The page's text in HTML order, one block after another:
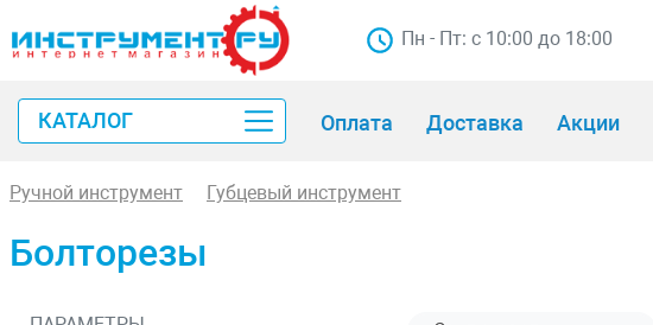
Пн - Пт: с 10:00 до 18:00
КАТАЛОГ Оплата Доставка Акции
Ручной инструмент Губцевый инструмент
Болторезы